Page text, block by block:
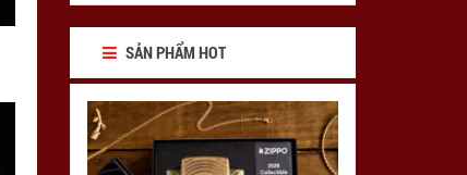
SẢN PHẨM HOT